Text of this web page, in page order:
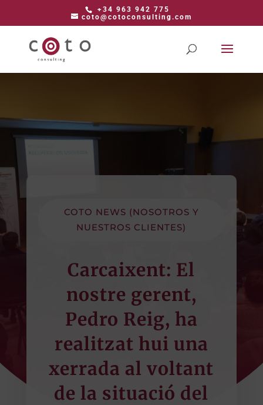
+34 963 942 775
coto@cotoconsulting.com
COTO NEWS (NOSOTROS Y
NUESTROS CLIENTES)
Carcaixent: El
nostre gerent,
Pedro Reig, ha
realitzat hui una
xerrada al voltant
de la situació del